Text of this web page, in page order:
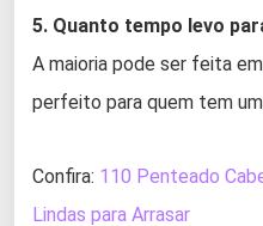
5. Quanto tempo levo
A maioria pode ser feita
perfeito para quem tem
Confira: 110 Penteado
Lindas para Arrasar